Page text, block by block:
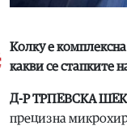
Колку е
какви се стапките
Д-Р ТРПЕВСКА
прецизна